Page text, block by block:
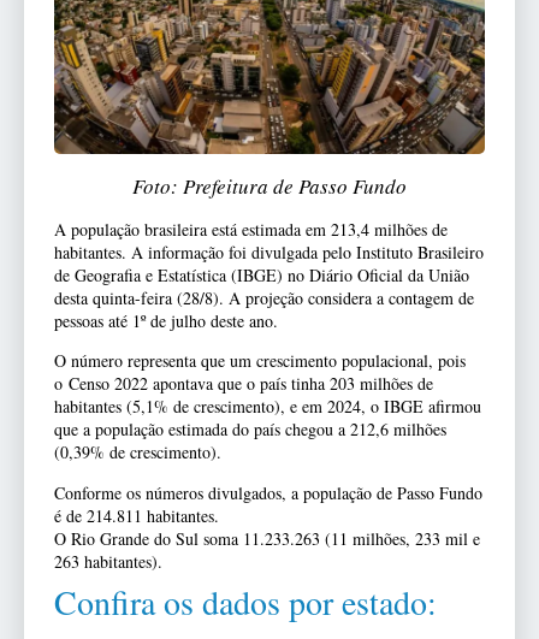
Foto: Prefeitura de Passo Fundo
A população brasileira está estimada em 213,4 milhões de
habitantes. A informação foi divulgada pelo Instituto Brasileiro
de Geografia e Estatística (IBGE) no Diário Oficial da União
desta quinta-feira (28/8). A projeção considera a contagem de
pessoas até 1º de julho deste ano.
O número representa que um crescimento populacional, pois
o Censo 2022 apontava que o país tinha 203 milhões de
habitantes (5,1% de crescimento), e em 2024, o IBGE afirmou
que a população estimada do país chegou a 212,6 milhões
(0,39% de crescimento).
Conforme os números divulgados, a população de Passo Fundo
é de 214.811 habitantes.
O Rio Grande do Sul soma 11.233.263 (11 milhões, 233 mil e
263 habitantes).
Confira os dados por estado: